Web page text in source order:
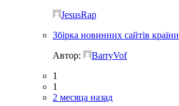
JesusRap
Збірка новинних сайтів країни
Автор:
BarryVof
1
1
2 месяца назад